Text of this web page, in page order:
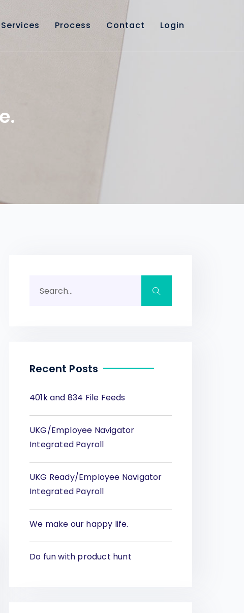
Services Process Contact Login
Recent Posts
401k and 834 File Feeds
UKG/Employee Navigator
Integrated Payroll
UKG Ready/Employee Navigator
Integrated Payroll
We make our happy life.
Do fun with product hunt